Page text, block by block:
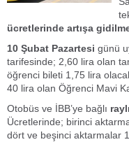
ücretlerinde artışa
10 Şubat Pazartesi günü
tarifesinde; 2,60 lira olan
öğrenci bileti 1,75 lira
40 lira olan Öğrenci Mavi
Otobüs ve İBB’ye bağlı
Ücretlerinde; birinci
dört ve beşinci aktarmalar